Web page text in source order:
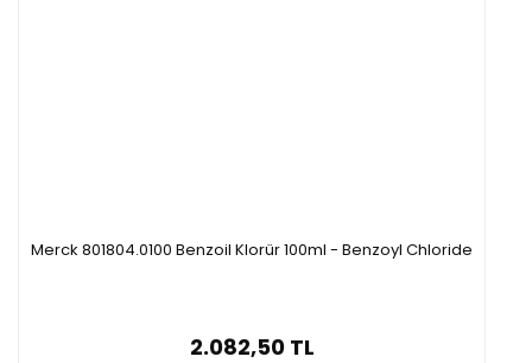
Merck 801804.0100 Benzoil Klorür 100ml - Benzoyl Chloride
2.082,50 TL